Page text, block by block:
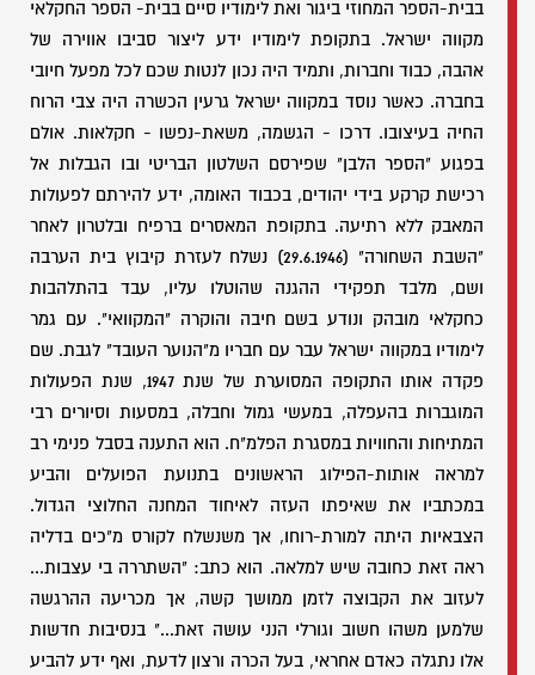
בבית-הספר המחוזי ביגור ואת לימודיו סיים בבית- הספר החקלאי
מקווה ישראל. בתקופת לימודיו ידע ליצור סביבו אווירה של
אהבה, כבוד וחברות, ותמיד היה נכון לנטות שכם לכל מפעל חיובי
בחברה. כאשר נוסד במקווה ישראל גרעין הכשרה היה צבי הרוח
החיה בעיצובו. דרכו - הגשמה, משאת-נפשו - חקלאות. אולם
בפגוע "הספר הלבן" שפירסם השלטון הבריטי ובו הגבלות אל
רכישת קרקע בידי יהודים, בכבוד האומה, ידע להירתם לפעולות
המאבק ללא רתיעה. בתקופת המאסרים ברפיח ובלטרון לאחר
"השבת השחורה" (29.6.1946) נשלח לעזרת קיבוץ בית הערבה
ושם, מלבד תפקידי ההגנה שהוטלו עליו, עבד בהתלהבות
כחקלאי מובהק ונודע בשם חיבה והוקרה "המקוואי". עם גמר
לימודיו במקווה ישראל עבר עם חבריו מ"הנוער העובד" לגבת. שם
פקדה אותו התקופה המסוערת של שנת 1947, שנת הפעולות
המוגברות בהעפלה, במעשי גמול וחבלה, במסעות וסיורים רבי
המתיחות והחוויות במסגרת הפלמ"ח. הוא התענה בסבל פנימי רב
למראה אותות-הפילוג הראשונים בתנועת הפועלים והביע
במכתביו את שאיפתו העזה לאיחוד המחנה החלוצי הגדול.
הצבאיות היתה למורת-רוחו, אך משנשלח לקורס מ"כים בדליה
ראה זאת כחובה שיש למלאה. הוא כתב: "השתררה בי עצבות...
לעזוב את הקבוצה לזמן ממושך קשה, אך מכריעה ההרגשה
שלמען משהו חשוב וגורלי הנני עושה זאת..." בנסיבות חדשות
אלו נתגלה כאדם אחראי, בעל הכרה ורצון לדעת, ואף ידע להביע